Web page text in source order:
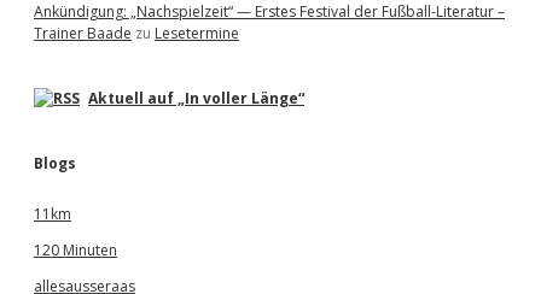
Ankündigung: „Nachspielzeit“ — Erstes Festival der Fußball-Literatur –
Trainer Baade zu Lesetermine
Aktuell auf „In voller Länge“
Blogs
11km
120 Minuten
allesausseraas